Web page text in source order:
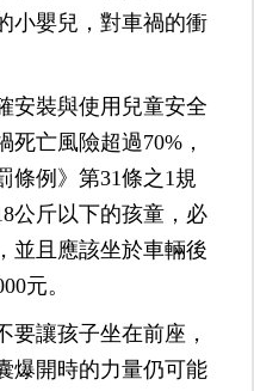
小嬰兒，對車禍的衝
安裝與使用兒童安全
死亡風險超過70%，
條例》第31條之1規
公斤以下的孩童，必
並且應該坐於車輛後
元。
要讓孩子坐在前座，
爆開時的力量仍可能